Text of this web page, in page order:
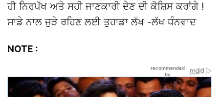
ਹੀ ਨਿਰਪੱਖ ਅਤੇ ਸਹੀ ਜਾਣਕਾਰੀ ਦੇਣ ਦੀ ਕੋਸ਼ਿਸ ਕਰਾਂਗੇ !
ਸਾਡੇ ਨਾਲ ਜੁੜੇ ਰਹਿਣ ਲਈ ਤੁਹਾਡਾ ਲੱਖ -ਲੱਖ ਧੰਨਵਾਦ
NOTE :